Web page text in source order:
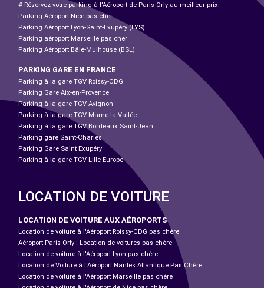
# Réservez votre parking à l'Aéroport de Paris-Orly au meilleur prix.
Parking Aéroport Nice pas cher
Parking Aéroport Lyon-Saint-Exupéry (LYS)
Parking aéroport Marseille pas cher
Parking Aéroport Bâle-Mulhouse (BSL)
PARKING GARE EN FRANCE
Parking à la gare TGV Roissy-CDG
Parking Gare Aix-en-Provence
Parking à la gare TGV Avignon
Parking à la gare TGV Marne-la-Vallée
Parking à la gare TGV Bordeaux Saint-Jean
Parking gare Saint-Charles
Parking Gare Saint Exupéry
Parking à la gare TGV Lille Europe
LOCATION DE VOITURE
LOCATION DE VOITURE AUX AÉROPORTS
Location de voiture à l'Aéroport Roissy-CDG pas chère
Aéroport Paris-Orly : Location de voitures pas chère
Location de voiture à l'Aéroport Lyon pas chère
Location de Voiture à l'Aéroport Nantes Atlantique Pas Chère
Location de voiture à l'Aéroport Marseille pas chère